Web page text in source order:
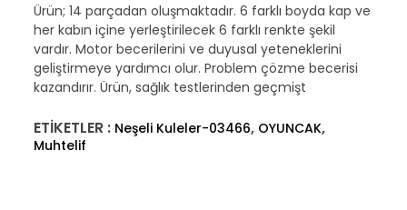
Ürün; 14 parçadan oluşmaktadır. 6 farklı boyda kap ve
her kabın içine yerleştirilecek 6 farklı renkte şekil
vardır. Motor becerilerini ve duyusal yeteneklerini
geliştirmeye yardımcı olur. Problem çözme becerisi
kazandırır. Ürün, sağlık testlerinden geçmişt
ETİKETLER : Neşeli Kuleler-03466, OYUNCAK,
Muhtelif